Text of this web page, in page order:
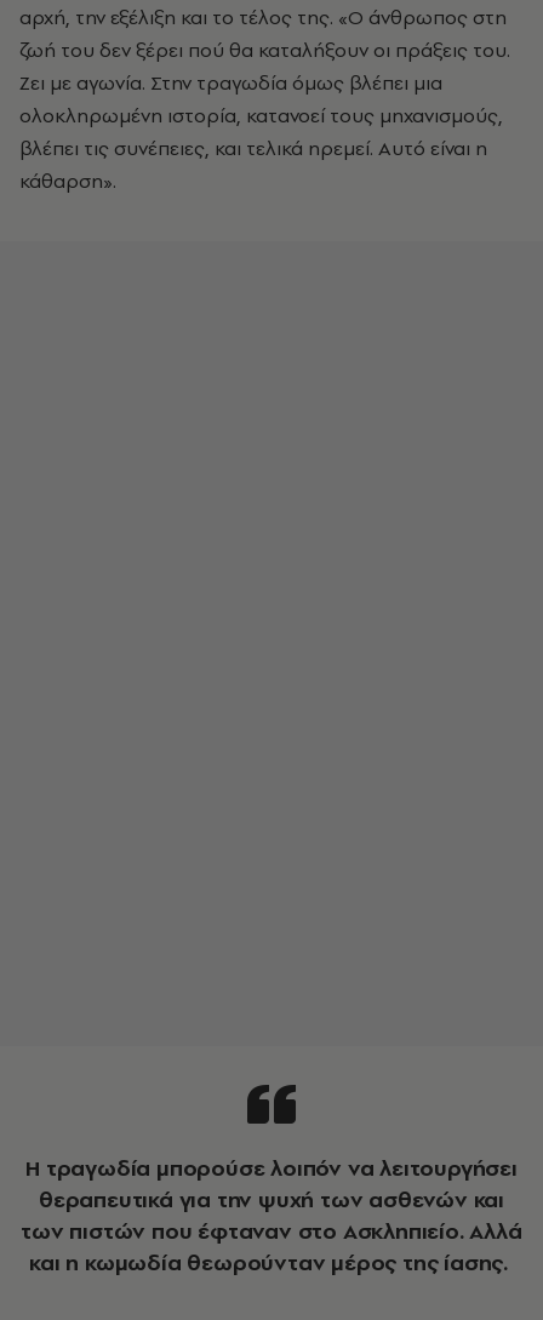
αρχή, την εξέλιξη και το τέλος της. «Ο άνθρωπος στη
ζωή του δεν ξέρει πού θα καταλήξουν οι πράξεις του.
Ζει με αγωνία. Στην τραγωδία όμως βλέπει μια
ολοκληρωμένη ιστορία, κατανοεί τους μηχανισμούς,
βλέπει τις συνέπειες, και τελικά ηρεμεί. Αυτό είναι η
κάθαρση».
Η τραγωδία μπορούσε λοιπόν να λειτουργήσει
θεραπευτικά για την ψυχή των ασθενών και
των πιστών που έφταναν στο Ασκληπιείο. Αλλά
και η κωμωδία θεωρούνταν μέρος της ίασης.